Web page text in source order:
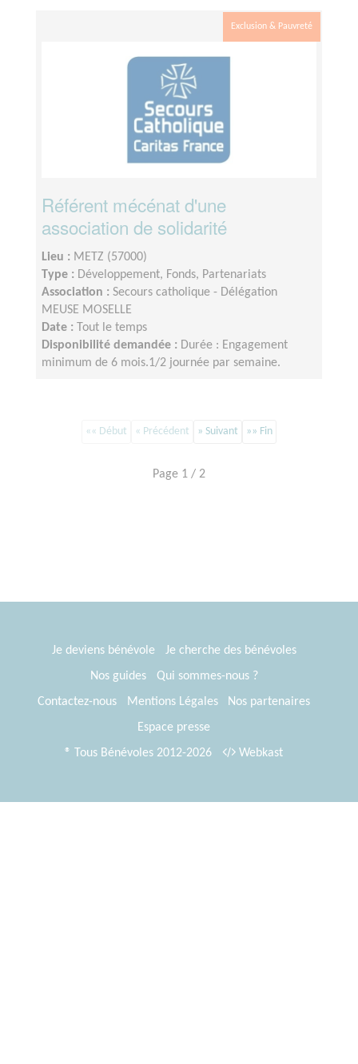
Exclusion & Pauvreté
Référent mécénat d'une
association de solidarité
Lieu : METZ (57000)
Type : Développement, Fonds, Partenariats
Association : Secours catholique - Délégation
MEUSE MOSELLE
Date :
Tout le temps
Disponibilité demandée : Durée : Engagement
minimum de 6 mois.1/2 journée par semaine.
«« Début « Précédent » Suivant »» Fin
Page 1 / 2
Je deviens bénévole
Je cherche des bénévoles
Nos guides
Qui sommes-nous ?
Contactez-nous
Mentions Légales
Nos partenaires
Espace presse
® Tous Bénévoles 2012-2026
Webkast